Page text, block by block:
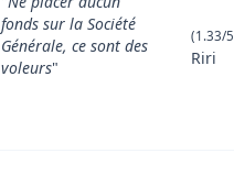
fonds sur la Société
Générale, ce sont des
voleurs"
(1.33/
Riri